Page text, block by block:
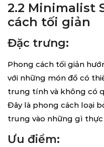
2.2 Minimalist
cách tối giản
Đặc trưng:
Phong cách tối giản
với những món đồ có
trung tính và không có
Đây là phong cách loại
trung vào những gì thực
Ưu điểm: